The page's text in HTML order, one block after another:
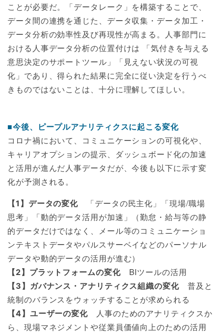
ことが必要だ。「データレーク」を構築することで、
データ間の連携を通じた、データ収集・データ加工・
データ分析の効率性及び再現性が高まる。人事部門に
おける人事データ分析の位置付けは 「気付きを与える
意思決定のサポートツール」「見えない状況の可視
化」であり、得られた結果に完全に従い決定を行うべ
きものではないことは、十分に理解してほしい。
■今後、ピープルアナリティクスに起こる変化
コロナ禍において、コミュニケーションの可視化や、
キャリアオプションの提示、ダッシュボード化の加速
と活用が進んだ人事データだが、今後も以下に示す変
化が予測される。
【1】データの変化 「データの民主化」「現場/職場
思考」「動的データ活用が加速」（勤怠・給与等の静
的データだけではなく、メール等のコミュニケーショ
ンテキストデータやパルスサーベイなどのパーソナル
データや動的データの活用が進む）
【2】プラットフォームの変化BIツールの活用
【3】ガバナンス・アナリティクス組織の変化普及と
統制のバランスをウォッチすることが求められる
【4】ユーザーの変化 人事のためのアナリティクスか
ら、現場マネジメントや従業員価値向上のための活用